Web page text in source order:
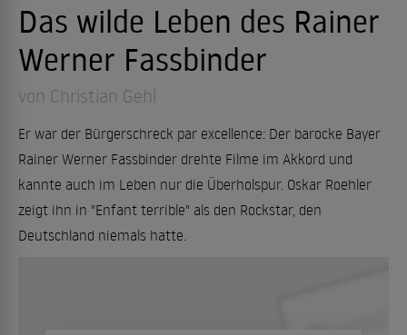
Das wilde Leben des Rainer
Werner Fassbinder
von Christian Gehl
Er war der Bürgerschreck par excellence: Der barocke Bayer
Rainer Werner Fassbinder drehte Filme im Akkord und
kannte auch im Leben nur die Überholspur. Oskar Roehler
zeigt ihn in "Enfant terrible" als den Rockstar, den
Deutschland niemals hatte.